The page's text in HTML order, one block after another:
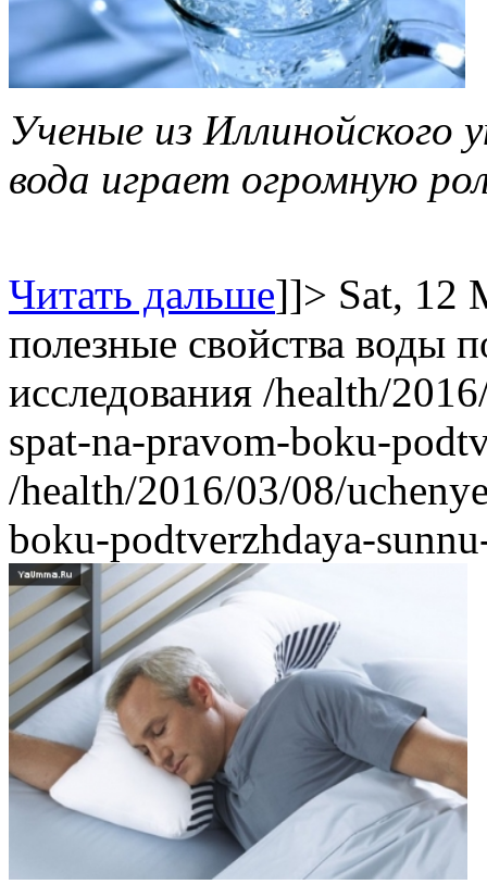
Ученые из Иллинойского
вода играет огромную
Читать дальше]]> Sat, 12
полезные свойства воды
исследования /health/
spat-na-pravom-boku-
/health/2016/03/08/
boku-podtverzhdaya-